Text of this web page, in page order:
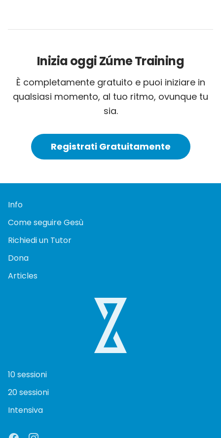
Inizia oggi Zúme Training
È completamente gratuito e puoi iniziare in
qualsiasi momento, al tuo ritmo, ovunque tu
sia.
Registrati Gratuitamente
Info
Come seguire Gesù
Richiedi un Tutor
Dona
Articles
10 sessioni
20 sessioni
Intensiva